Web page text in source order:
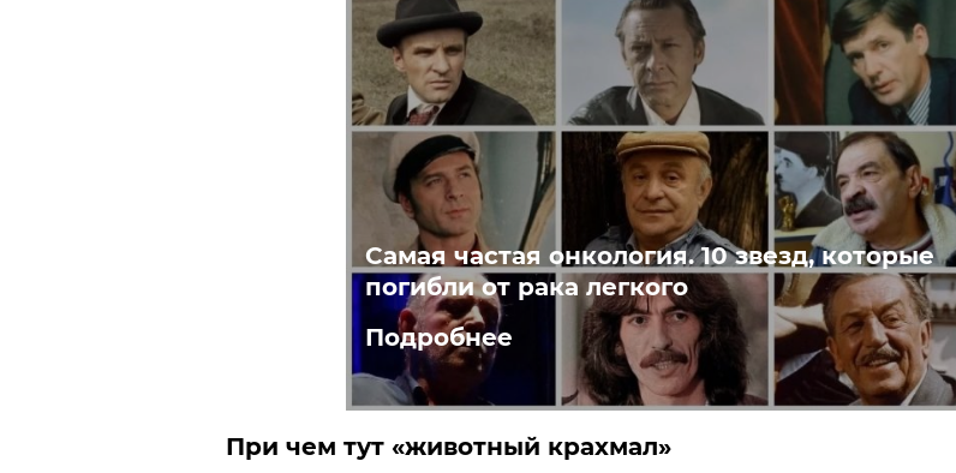
Самая частая онкология. 10 звезд, которые
погибли от рака легкого
Подробнее
При чем тут «животный крахмал»